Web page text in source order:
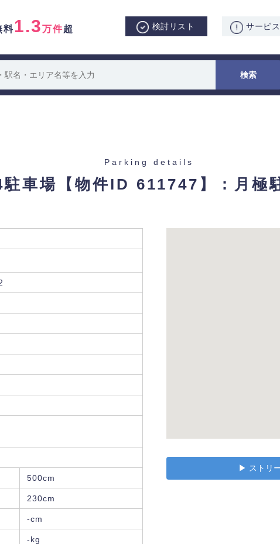
料1.3万件超 検討リスト サービ
Parking details
車場 【物件ID 611747】：月極
500cm
230cm
-cm
-kg
▶︎ ストリ